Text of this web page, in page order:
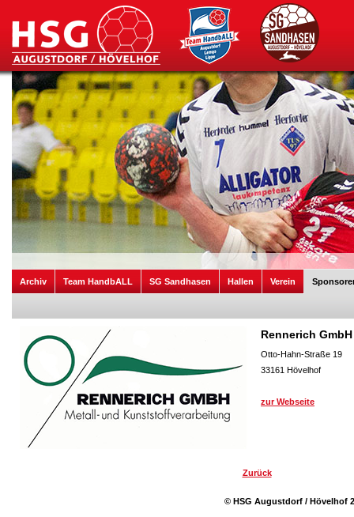
Archiv Team HandbALL SG Sandhasen Hallen Verein
Rennerich GmbH
Otto-Hahn-Straße 19
33161 Hövelhof
zur Webseite
Zurück
© HSG Augustdorf / Hövelhof